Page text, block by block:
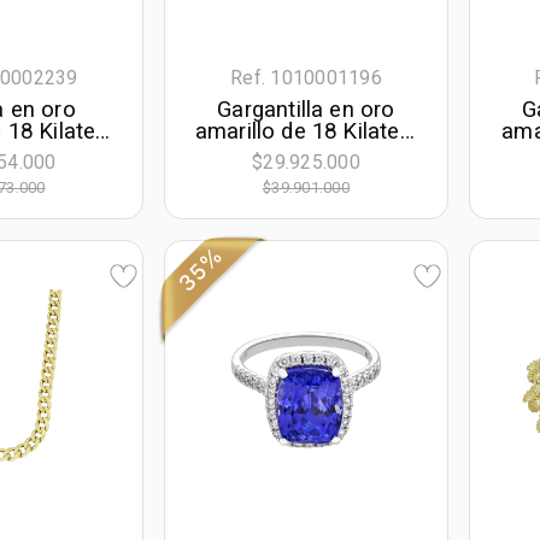
en oro
Kilates,
cm. de
de ancho
Ref. 1010001196
Gargantilla en oro
amarillo de 18 Kilates,
Barra, 45 cm. de
largo, 2.50 mm. de
ancho
$29.925.000
$39.901.000
35%